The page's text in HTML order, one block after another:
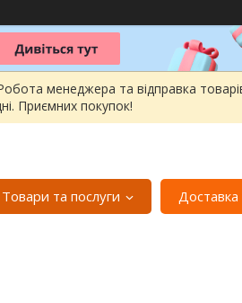
менеджера та відправка
Приємних покупок!
Товари та послуги Доставка